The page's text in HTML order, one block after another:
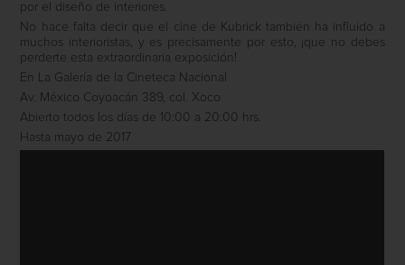
por el diseño de interiores.
No hace falta decir que el cine de Kubrick también ha influido a
muchos interioristas, y es precisamente por esto, ¡que no debes
perderte esta extraordinaria exposición!
En La Galería de la Cineteca Nacional
Av. México Coyoacán 389, col. Xoco
Abierto todos los días de 10:00 a 20:00 hrs.
Hasta mayo de 2017